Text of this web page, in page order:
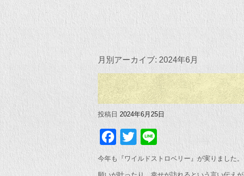
月別アーカイブ: 2024年6月
投稿日 2024年6月25日
Facebook
Twitter
Line
今年も『ワイルドストロベリー』が実りました。